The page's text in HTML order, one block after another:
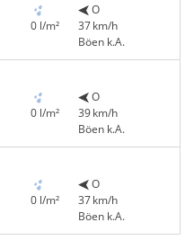
0 l/m²
O
37 km/h
Böen k.A.
0 l/m²
O
39 km/h
Böen k.A.
0 l/m²
O
37 km/h
Böen k.A.